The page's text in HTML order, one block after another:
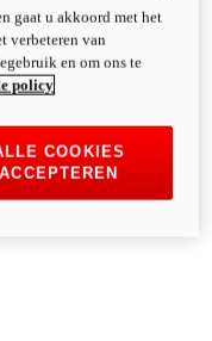
gaat u akkoord met het
verbeteren van
en om ons te
policy
COOKIES
ACCEPTEREN